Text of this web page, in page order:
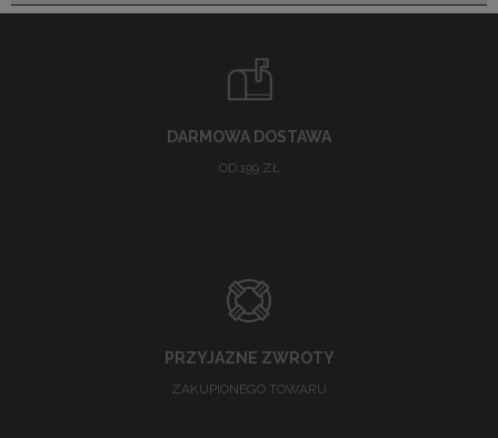
DARMOWA DOSTAWA
OD 199 ZŁ
PRZYJAZNE ZWROTY
ZAKUPIONEGO TOWARU